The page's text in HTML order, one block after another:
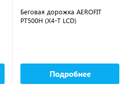
Беговая дорожка AEROFIT
PT500H (X4-T LCD)
Подробнее